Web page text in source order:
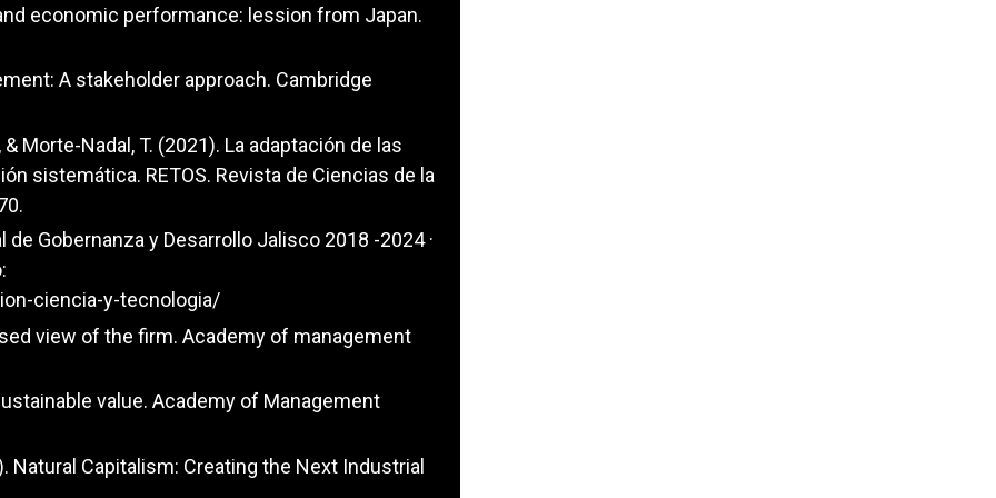
economic performance: lession from Japan.
A stakeholder approach. Cambridge
Morte-Nadal, T. (2021). La adaptación de las
sistemática. RETOS. Revista de Ciencias de la
Gobernanza y Desarrollo Jalisco 2018 -2024 ·
ciencia-y-tecnologia/
view of the firm. Academy of management
value. Academy of Management
Natural Capitalism: Creating the Next Industrial